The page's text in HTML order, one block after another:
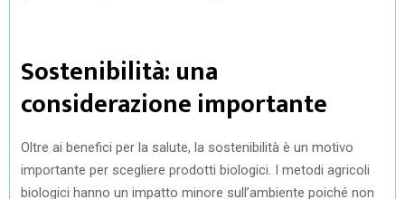
Sostenibilità: una
considerazione importante
Oltre ai benefici per la salute, la sostenibilità è un motivo
importante per scegliere prodotti biologici. I metodi agricoli
biologici hanno un impatto minore sull’ambiente poiché non